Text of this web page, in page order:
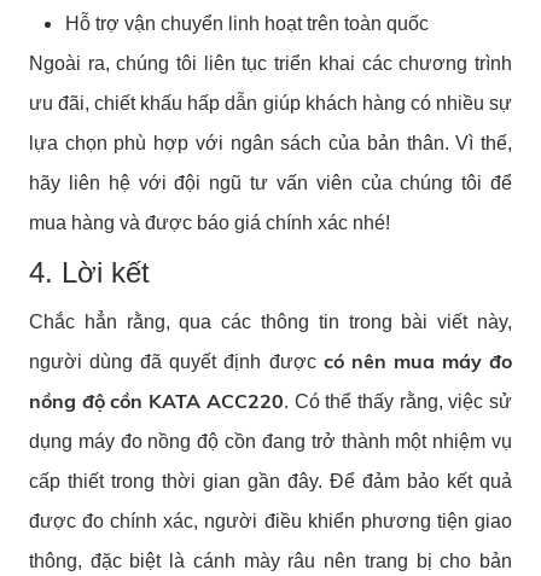
Hỗ trợ vận chuyển linh hoạt trên toàn quốc
Ngoài ra, chúng tôi liên tục triển khai các chương trình
ưu đãi, chiết khấu hấp dẫn giúp khách hàng có nhiều sự
lựa chọn phù hợp với ngân sách của bản thân. Vì thế,
hãy liên hệ với đội ngũ tư vấn viên của chúng tôi để
mua hàng và được báo giá chính xác nhé!
4. Lời kết
Chắc hẳn rằng, qua các thông tin trong bài viết này,
người dùng đã quyết định được có nên mua máy đo
nồng độ cồn KATA ACC220. Có thể thấy rằng, việc sử
dụng máy đo nồng độ cồn đang trở thành một nhiệm vụ
cấp thiết trong thời gian gần đây. Để đảm bảo kết quả
được đo chính xác, người điều khiển phương tiện giao
thông, đặc biệt là cánh mày râu nên trang bị cho bản